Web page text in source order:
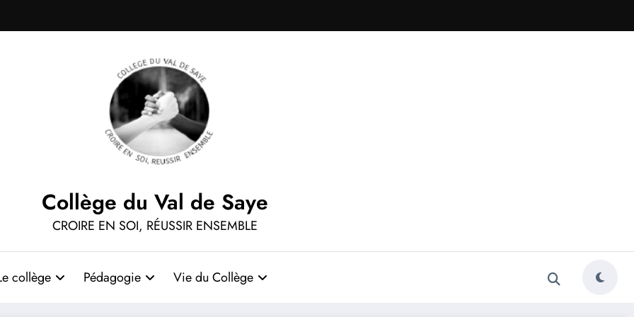
Collège du Val de Saye
CROIRE EN SOI, RÉUSSIR ENSEMBLE
collège Pédagogie Vie du Collège